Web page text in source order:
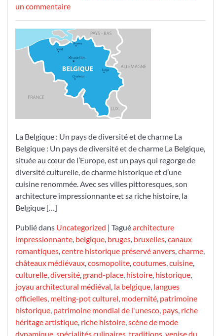
le
un commentairesur
Belgique
:
Découvrez
la
diversité
le
charme
ce
pays
enchanteur
La Belgique : Un pays de diversité et de charme La
Belgique : Un pays de diversité et de charme La Belgique,
située au cœur de l’Europe, est un pays qui regorge de
diversité culturelle, de charme historique et d’une
cuisine renommée. Avec ses villes pittoresques, son
architecture impressionnante et sa riche histoire, la
Belgique […]
Publié dans Uncategorized | Taguéarchitecture
impressionnante, belgique, bruges, bruxelles,canaux
romantiques,centre historique préservé anvers,charme,
châteaux médiévaux,cosmopolite,coutumes,cuisine,
culturelle,diversité,grand-place, histoire, historique,
joyau architectural médiéval, la belgique, langues
officielles, melting-pot culturel, modernité, patrimoine
historique, patrimoine mondial de l'unesco, pays, riche
héritage artistique, riche histoire,scène de mode
dynamique spécialités culinaires traditions venise du